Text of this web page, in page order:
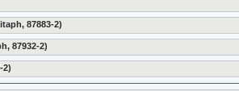
87883-2)
87932-2)
2)